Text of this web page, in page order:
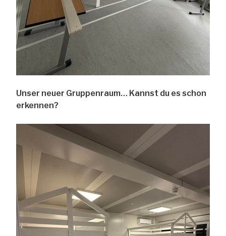
Unser neuer Gruppenraum… Kannst du es schon
erkennen?